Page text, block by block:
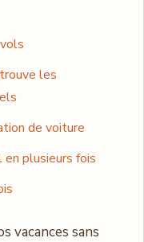
les
de voiture
plusieurs fois
vacances sans